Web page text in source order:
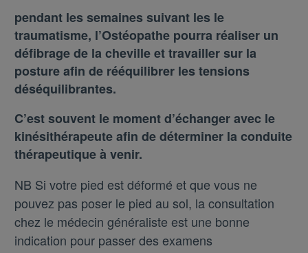
pendant les semaines suivant les le
traumatisme, l’Ostéopathe pourra réaliser un
défibrage de la cheville et travailler sur la
posture afin de rééquilibrer les tensions
déséquilibrantes.
C’est souvent le moment d’échanger avec le
kinésithérapeute afin de déterminer la conduite
thérapeutique à venir.
NB Si votre pied est déformé et que vous ne
pouvez pas poser le pied au sol, la consultation
chez le médecin généraliste est une bonne
indication pour passer des examens